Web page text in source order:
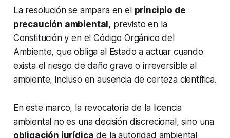
La resolución se ampara en el principio de
precaución ambiental, previsto en la
Constitución y en el Código Orgánico del
Ambiente, que obliga al Estado a actuar cuando
exista el riesgo de daño grave o irreversible al
ambiente, incluso en ausencia de certeza científica.
En este marco, la revocatoria de la licencia
ambiental no es una decisión discrecional, sino una
obligación jurídica de la autoridad ambiental